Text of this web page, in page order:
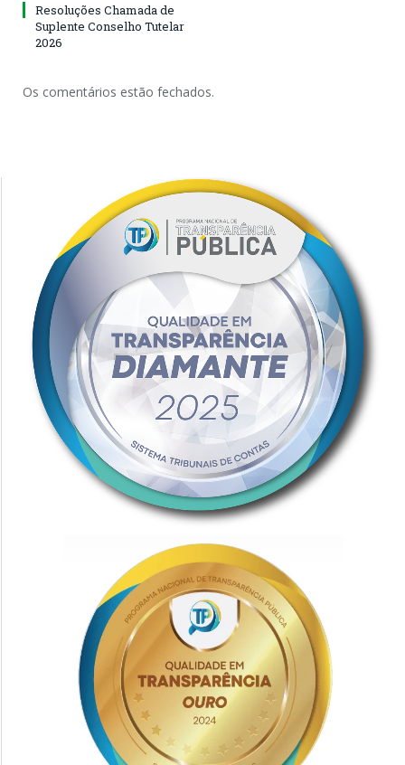
Resoluções Chamada de
Suplente Conselho Tutelar
2026
Os comentários estão fechados.